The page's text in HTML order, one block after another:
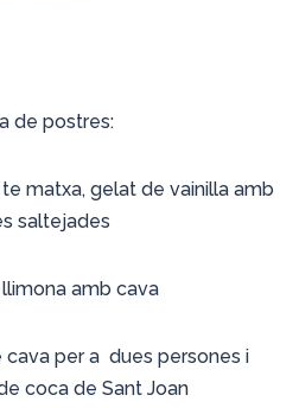
de postres:
matxa, gelat de vainilla amb
saltejades
amb cava
per a dues persones i
coca de Sant Joan